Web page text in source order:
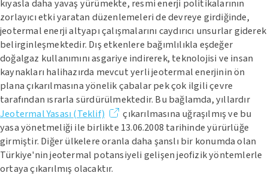
kıyasla daha yavaş yürümekte, resmi enerji politikalarının
zorlayıcı etki yaratan düzenlemeleri de devreye girdiğinde,
jeotermal enerji altyapı çalışmalarını caydırıcı unsurlar giderek
belirginleşmektedir. Dış etkenlere bağımlılıkla eşdeğer
doğalgaz kullanımını asgariye indirerek, teknolojisi ve insan
kaynakları halihazırda mevcut yerli jeotermal enerjinin ön
plana çıkarılmasına yönelik çabalar pek çok ilgili çevre
tarafından ısrarla sürdürülmektedir. Bu bağlamda, yıllardır
Jeotermal Yasası (Teklif)
çıkarılmasına uğraşılmış ve bu
yasa yönetmeliği ile birlikte 13.06.2008 tarihinde yürürlüğe
girmiştir. Diğer ülkelere oranla daha şanslı bir konumda olan
Türkiye'nin jeotermal potansiyeli gelişen jeofizik yöntemlerle
ortaya çıkarılmış olacaktır.